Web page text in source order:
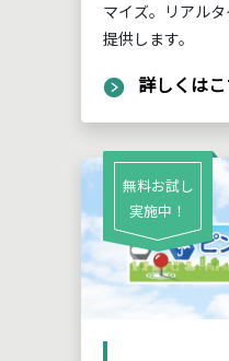
マイズ。リアル
提供します。
詳しくはこ
無料お試し
実施中！